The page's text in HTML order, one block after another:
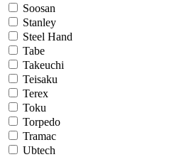
Soosan
Stanley
Steel Hand
Tabe
Takeuchi
Teisaku
Terex
Toku
Torpedo
Tramac
Ubtech